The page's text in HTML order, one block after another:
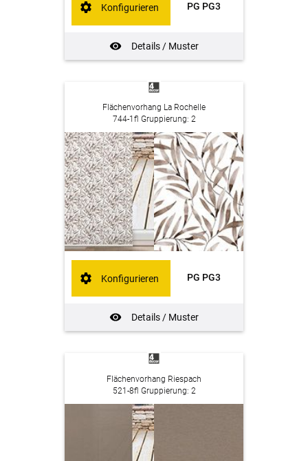
PG PG3
Details / Muster
Konfigurieren
Flächenvorhang La Rochelle
744-1fl Gruppierung: 2
PG PG3
Details / Muster
Konfigurieren
Flächenvorhang Riespach
521-8fl Gruppierung: 2